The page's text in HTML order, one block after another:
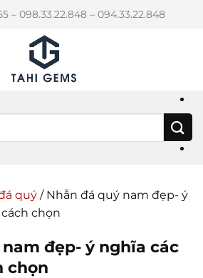
– 098.33.22.848 – 094.33.22.848
quý / Nhẫn đá quý nam đẹp- ý
chọn
đẹp- ý nghĩa các
chọn